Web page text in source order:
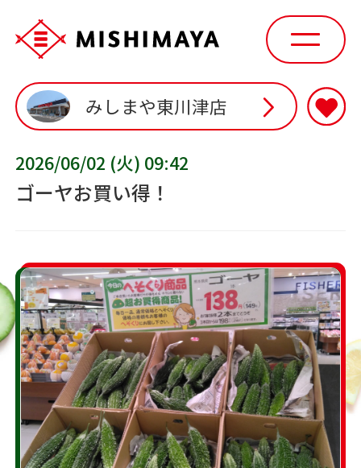
みしまや東川津店
2026/06/02 (火) 09:42
ゴーヤお買い得！